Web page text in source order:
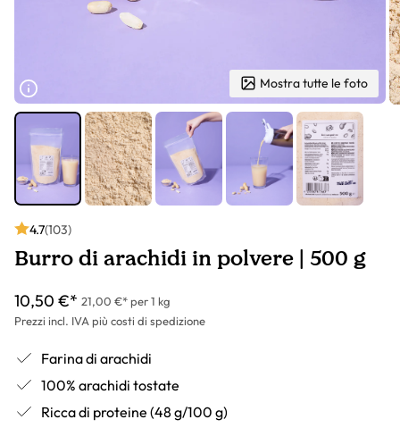
Mostra tutte le foto
4.7(103)
Burro di arachidi in polvere | 500 g
10,50 €* 21,00 €* per 1 kg
Prezzi incl. IVA più costi di spedizione
Farina di arachidi
100% arachidi tostate
Ricca di proteine (48 g/100 g)